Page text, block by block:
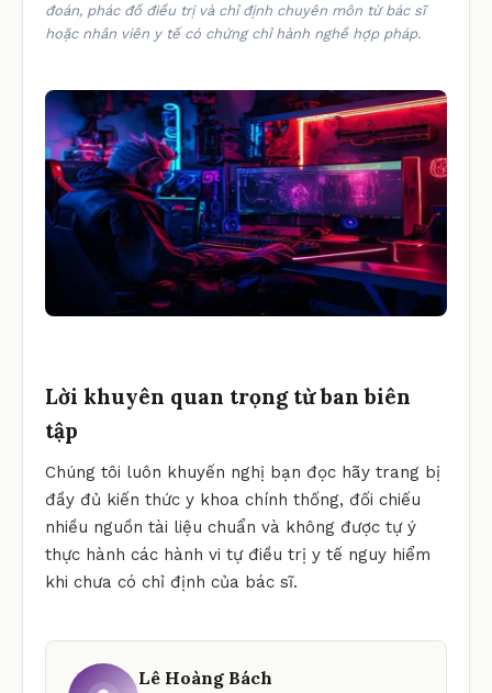
đoán, phác đồ điều trị và chỉ định chuyên môn từ bác sĩ
hoặc nhân viên y tế có chứng chỉ hành nghề hợp pháp.
Lời khuyên quan trọng từ ban biên
tập
Chúng tôi luôn khuyến nghị bạn đọc hãy trang bị
đầy đủ kiến thức y khoa chính thống, đối chiếu
nhiều nguồn tài liệu chuẩn và không được tự ý
thực hành các hành vi tự điều trị y tế nguy hiểm
khi chưa có chỉ định của bác sĩ.
Lê Hoàng Bách